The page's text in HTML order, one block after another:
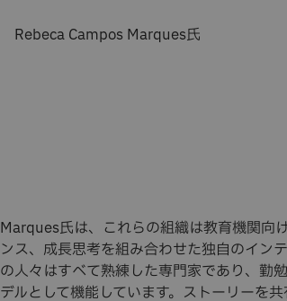
Rebeca Campos Marques氏
Marques氏は、これらの組織は教育機関向
ンス、成長思考を組み合わせた独自のイン
の人々はすべて熟練した専門家であり、勤
デルとして機能しています。ストーリーを